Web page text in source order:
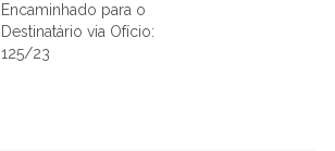
Encaminhado para o
Destinatário via Ofício:
125/23